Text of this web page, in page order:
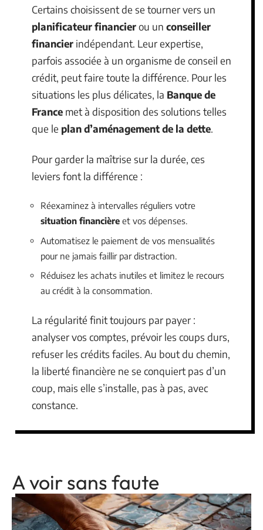
Certains choisissent de se tourner vers un
planificateur financierou un conseiller
financier indépendant. Leur expertise,
parfois associée à un organisme de conseil en
crédit, peut faire toute la différence. Pour les
situations les plus délicates, la Banque de
France met à disposition des solutions telles
que le plan d’aménagement de la dette.
Pour garder la maîtrise sur la durée, ces
leviers font la différence :
Réexaminez à intervalles réguliers votre
situation financière et vos dépenses.
Automatisez le paiement de vos mensualités
pour ne jamais faillir par distraction.
Réduisez les achats inutiles et limitez le recours
au crédit à la consommation.
La régularité finit toujours par payer :
analyser vos comptes, prévoir les coups durs,
refuser les crédits faciles. Au bout du chemin,
la liberté financière ne se conquiert pas d’un
coup, mais elle s’installe, pas à pas, avec
constance.
A voir sans faute